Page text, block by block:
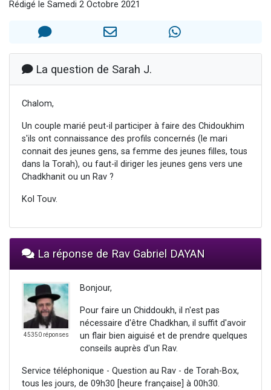
3 personnes viennent de faire un don pour Événements Torah-Box
Il reste 49 places pour étudier en groupe sur Zoom
2 personnes viennent de nous rejoindre sur WhatsApp
Rédigé le Samedi 2 Octobre 2021
La question de Sarah J.
Chalom,
Un couple marié peut-il participer à faire des Chidoukhim
s'ils ont connaissance des profils concernés (le mari
connait des jeunes gens, sa femme des jeunes filles, tous
dans la Torah), ou faut-il diriger les jeunes gens vers une
Chadkhanit ou un Rav ?
Kol Touv.
La réponse de Rav Gabriel DAYAN
45350 réponses
Bonjour,
Pour faire un Chiddoukh, il n'est pas
nécessaire d'être Chadkhan, il suffit d'avoir
un flair bien aiguisé et de prendre quelques
conseils auprès d'un Rav.
Service téléphonique - Question au Rav - de Torah-Box,
tous les jours, de 09h30 [heure française] à 00h30.